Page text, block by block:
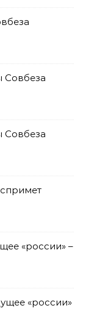
Совбеза
Совбеза
«россии» –
«россии»